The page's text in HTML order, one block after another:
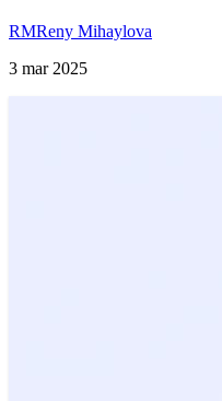
RMReny Mihaylova
3 mar 2025